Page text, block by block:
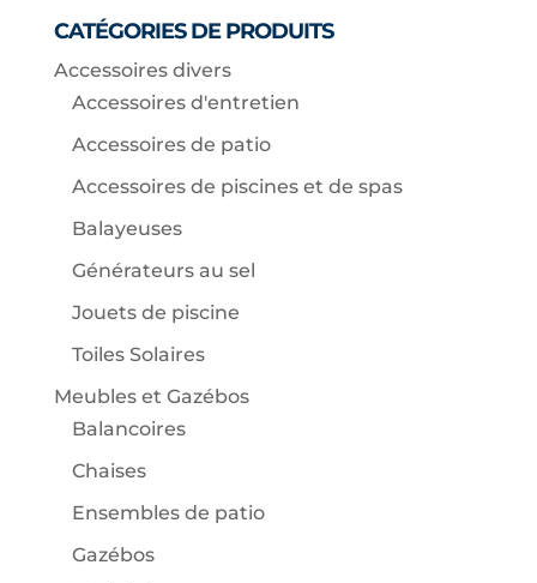
CATÉGORIES DE PRODUITS
Accessoires divers
Accessoires d'entretien
Accessoires de patio
Accessoires de piscines et de spas
Balayeuses
Générateurs au sel
Jouets de piscine
Toiles Solaires
Meubles et Gazébos
Balancoires
Chaises
Ensembles de patio
Gazébos